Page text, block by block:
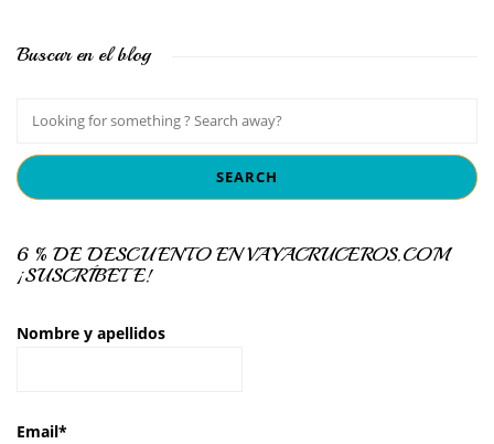
Buscar en el blog
6 % DE DESCUENTO EN VAYACRUCEROS.COM
¡SUSCRÍBETE!
Nombre y apellidos
Email*